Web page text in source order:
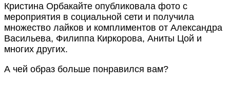
Кристина Орбакайте опубликовала фото с
мероприятия в социальной сети и получила
множество лайков и комплиментов от Александра
Васильева, Филиппа Киркорова, Аниты Цой и
многих других.
А чей образ больше понравился вам?